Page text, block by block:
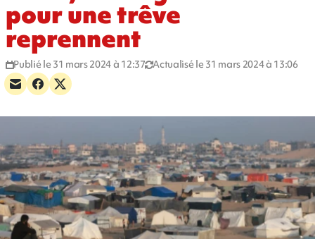
pour une trêve
reprennent
Publié le 31 mars 2024 à 12:37 Actualisé le 31 mars 2024 à 13:06